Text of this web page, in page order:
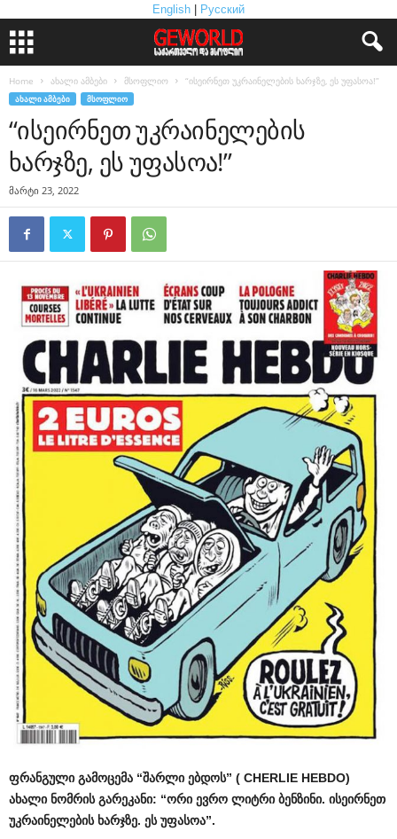
English Русский
Home ახალი ამბები მსოფლიო “ისეირნეთ უკრაინელების ხარჯზე, ეს უფასოა!”
ᲐᲮᲐᲚᲘ ᲐᲛᲑᲔᲑᲘ ᲛᲡᲝᲤᲚᲘᲝ
“ისეირნეთ უკრაინელების
ხარჯზე, ეს უფასოა!”
მარტი 23, 2022
ფრანგული გამოცემა “შარლი ებდოს” ( CHERLIE HEBDO)
ახალი ნომრის გარეკანი: “ორი ევრო ლიტრი ბენზინი. ისეირნეთ
უკრაინელების ხარჯზე. ეს უფასოა”.